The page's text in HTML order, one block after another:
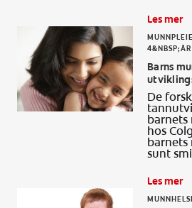
Les mer
Barns
De
barnets
hos
barnets
sunt
Les mer